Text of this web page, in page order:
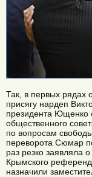
Так, в первых рядах
присягу нардеп
президента Ющенко
общественного
по вопросам
переворота Сюмар
раз резко заявляла
Крымского
назначили